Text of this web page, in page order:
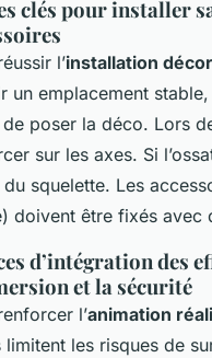
clés pour installer
l’installation
un emplacement
poser la déco. Lors
sur les axes. Si
squelette. Les
doivent être fixés avec
d’intégration des
et la sécurité
l’animation
limitent les risques de